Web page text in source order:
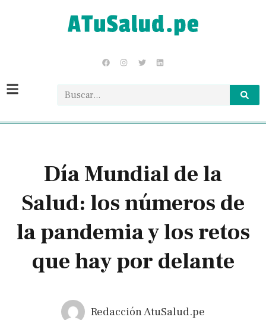
Día Mundial de la
Salud: los números de
la pandemia y los retos
que hay por delante
Redacción AtuSalud.pe